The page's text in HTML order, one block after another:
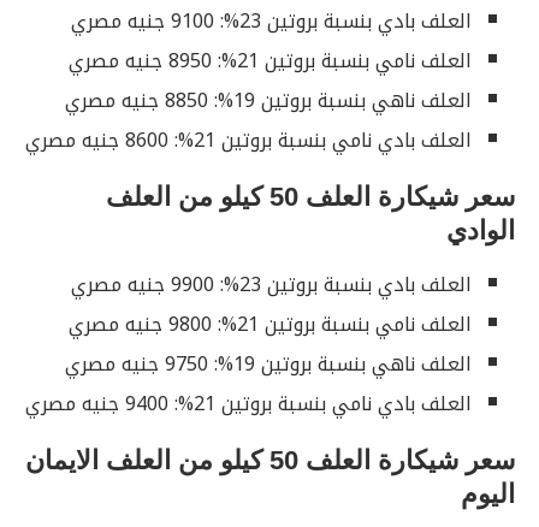
العلف بادي بنسبة بروتين 23%: 9100 جنيه مصري
العلف نامي بنسبة بروتين 21%: 8950 جنيه مصري
العلف ناهي بنسبة بروتين 19%: 8850 جنيه مصري
العلف بادي نامي بنسبة بروتين 21%: 8600 جنيه مصري
سعر شيكارة العلف 50 كيلو من العلف
الوادي
العلف بادي بنسبة بروتين 23%: 9900 جنيه مصري
العلف نامي بنسبة بروتين 21%: 9800 جنيه مصري
العلف ناهي بنسبة بروتين 19%: 9750 جنيه مصري
العلف بادي نامي بنسبة بروتين 21%: 9400 جنيه مصري
سعر شيكارة العلف 50 كيلو من العلف الايمان
اليوم